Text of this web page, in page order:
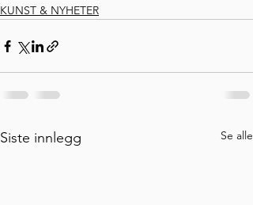
KUNST & NYHETER
Siste innlegg Se alle